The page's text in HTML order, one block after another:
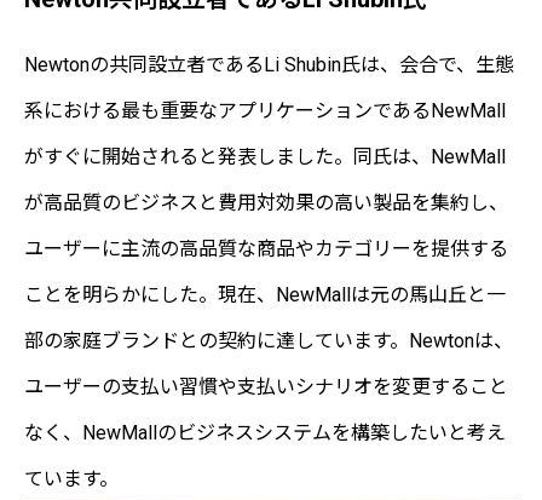
Newtonの共同設立者であるLi Shubin氏は、会合で、生態
系における最も重要なアプリケーションであるNewMall
がすぐに開始されると発表しました。同氏は、NewMall
が高品質のビジネスと費用対効果の高い製品を集約し、
ユーザーに主流の高品質な商品やカテゴリーを提供する
ことを明らかにした。現在、NewMallは元の馬山丘と一
部の家庭ブランドとの契約に達しています。Newtonは、
ユーザーの支払い習慣や支払いシナリオを変更すること
なく、NewMallのビジネスシステムを構築したいと考え
ています。